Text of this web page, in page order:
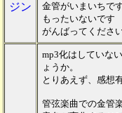
ジン
金管がいまいちで
もったいないです
がんばってくださ
mp3化はしていな
ょうか。
とりあえず、感想
管弦楽曲での金管